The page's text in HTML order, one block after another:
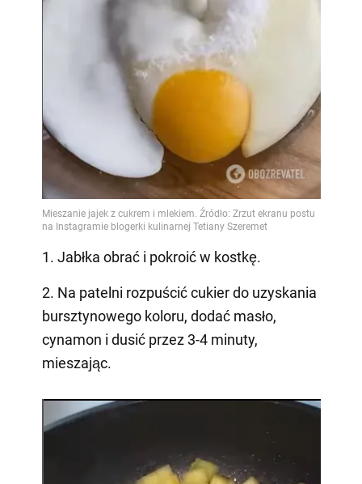
1. Jabłka obrać i pokroić w kostkę.
2. Na patelni rozpuścić cukier do uzyskania
bursztynowego koloru, dodać masło,
cynamon i dusić przez 3-4 minuty,
mieszając.